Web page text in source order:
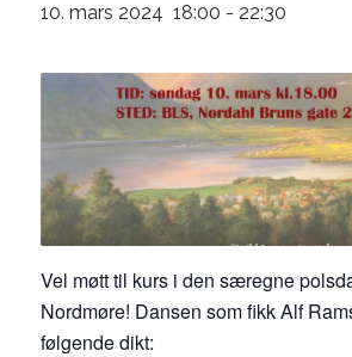
10. mars 2024 18:00 - 22:30
Vel møtt til kurs i den særegne
Nordmøre! Dansen som fikk Alf
følgende dikt: